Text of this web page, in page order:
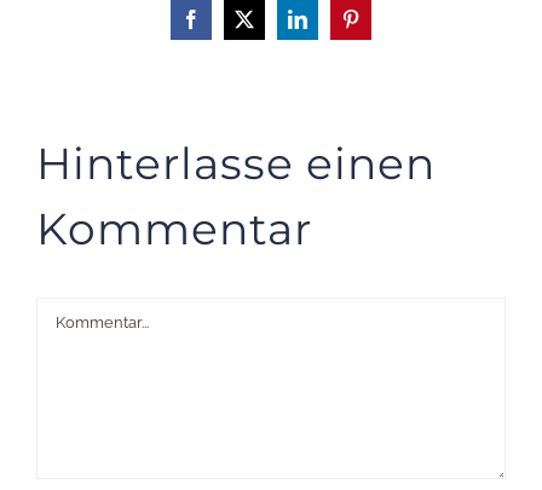
Facebook
X LinkedInPinterest
Hinterlasse einen
Kommentar
Kommentar